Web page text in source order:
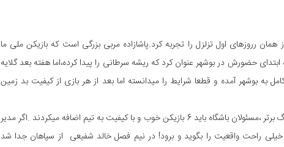
همان رروزهای اول تزلزل را تجربه کرد.پاشازاده مربی بزرگی است که بازیکن ملی ما
حضورش در بوشهر عنوان کرد که ریشه سرطانی را پیدا کرده،اما هفته بعد گلایه
به بوشهر آمده و قطعا شرایط را میدانسته اما بعد از هر بازی از کیفیت بد زمین
فرخنده پی ادامه داد:وقتی تیم صعود کرد به لیگ برتر ،مسئولان باشگاه باید 6 بازیکن خوب و با کیفیت به تیم اضافه میکردند .اگر مدیر
راحت واقعیت را بگوید و برود! در نیم فصل خالد شفیعی از سپاهان جدا شد